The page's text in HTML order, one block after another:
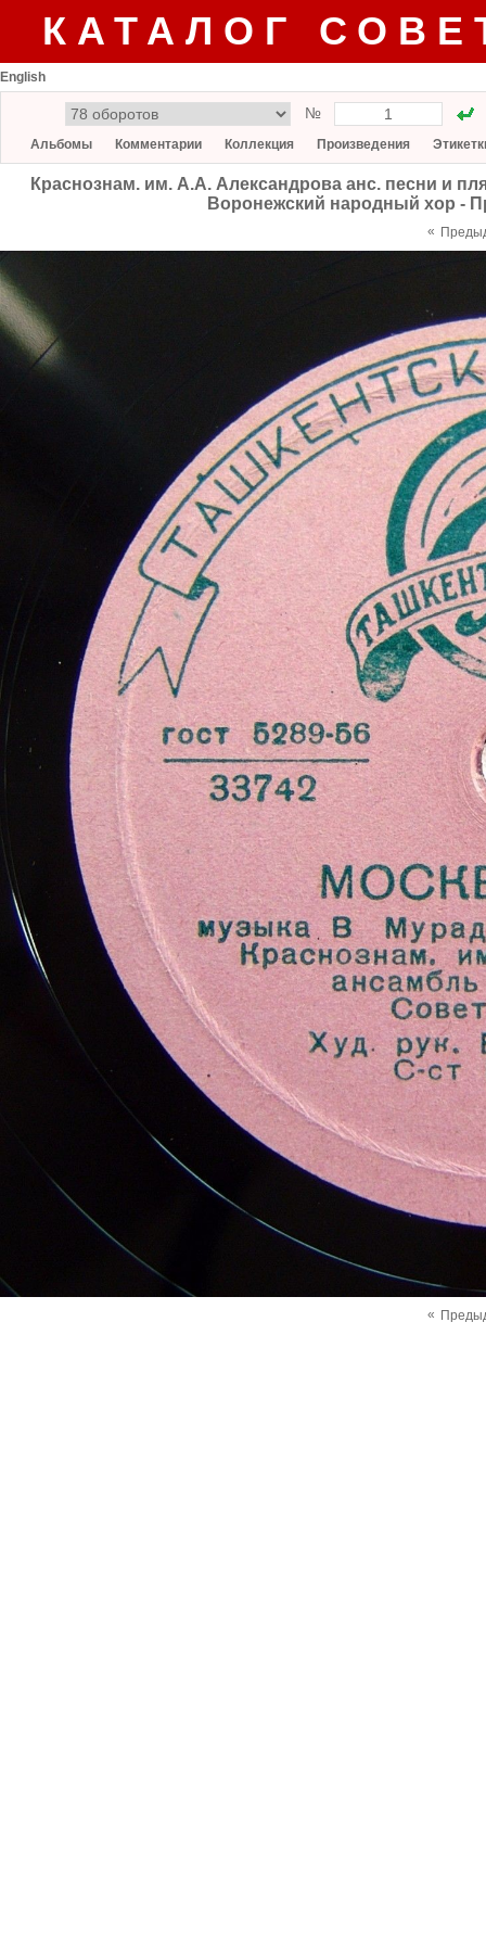
КАТАЛОГ
English
№
Альбомы Комментарии Коллекция Произведения
Краснознам. им. А.А. Александрова анс. песни и
Воронежский народный хор -
«
«